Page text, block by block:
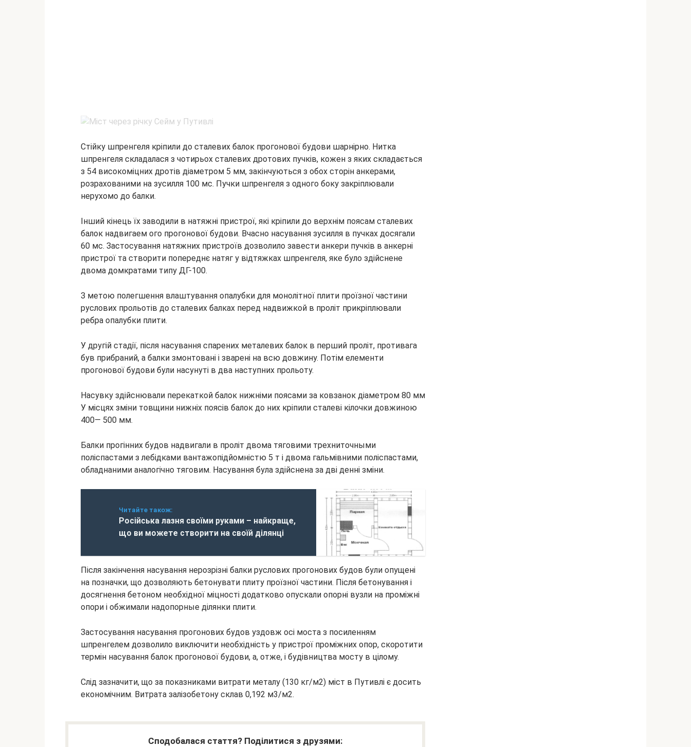
Стійку шпренгеля кріпили до сталевих балок прогонової будови шарнірно. Нитка
шпренгеля складалася з чотирьох сталевих дротових пучків, кожен з яких складається
з 54 високоміцних дротів діаметром 5 мм, закінчуються з обох сторін анкерами,
розрахованими на зусилля 100 мс. Пучки шпренгеля з одного боку закріплювали
нерухомо до балки.
Інший кінець їх заводили в натяжні пристрої, які кріпили до верхнім поясам сталевих
балок надвигаем ого прогонової будови. Вчасно насування зусилля в пучках досягали
60 мс. Застосування натяжних пристроїв дозволило завести анкери пучків в анкерні
пристрої та створити попереднє натяг у відтяжках шпренгеля, яке було здійснене
двома домкратами типу ДГ-100.
З метою полегшення влаштування опалубки для монолітної плити проїзної частини
руслових прольотів до сталевих балках перед надвижкой в проліт прикріплювали
ребра опалубки плити.
У другій стадії, після насування спарених металевих балок в перший проліт, противага
був прибраний, а балки змонтовані і зварені на всю довжину. Потім елементи
прогонової будови були насунуті в два наступних прольоту.
Насувку здійснювали перекаткой балок нижніми поясами за ковзанок діаметром 80 мм
У місцях зміни товщини нижніх поясів балок до них кріпили сталеві кілочки довжиною
400— 500 мм.
Балки прогінних будов надвигали в проліт двома тяговими трехниточными
поліспастами з лебідками вантажопідйомністю 5 т і двома гальмівними поліспастами,
обладнаними аналогічно тяговим. Насування була здійснена за дві денні зміни.
Читайте також:
Російська лазня своїми руками – найкраще,
що ви можете створити на своїй ділянці
Після закінчення насування нерозрізні балки руслових прогонових будов були опущені
на позначки, що дозволяють бетонувати плиту проїзної частини. Після бетонування і
досягнення бетоном необхідної міцності додатково опускали опорні вузли на проміжні
опори і обжимали надопорные ділянки плити.
Застосування насування прогонових будов уздовж осі моста з посиленням
шпренгелем дозволило виключити необхідність у пристрої проміжних опор, скоротити
термін насування балок прогонової будови, а, отже, і будівництва мосту в цілому.
Слід зазначити, що за показниками витрати металу (130 кг/м2) міст в Путивлі є досить
економічним. Витрата залізобетону склав 0,192 м3/м2.
Сподобалася стаття? Поділитися з друзями: